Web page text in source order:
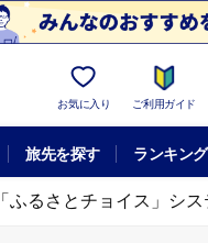
お気に入り ご利用ガイド
旅先を探す ランキング
「ふるさとチョイス」シ